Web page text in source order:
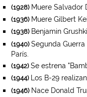
(1928)Muere Salvador
(1936)Muere Gilbert
(1938)Benjamin
(1940)Segunda Guerra
París.
(1942)Se estrena
(1944)Los B-29
(1946)Nace Donald